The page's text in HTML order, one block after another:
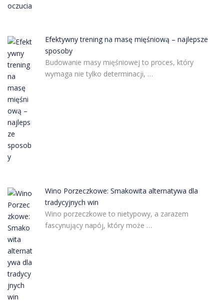
Efektywny trening na masę mięśniową – najlepsze
sposoby
Budowanie masy mięśniowej to proces, który
wymaga nie tylko determinacji, …
Wino Porzeczkowe: Smakowita alternatywa dla
tradycyjnych win
Wino porzeczkowe to nietypowy, a zarazem
fascynujący napój, który może …